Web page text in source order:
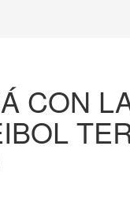
CON